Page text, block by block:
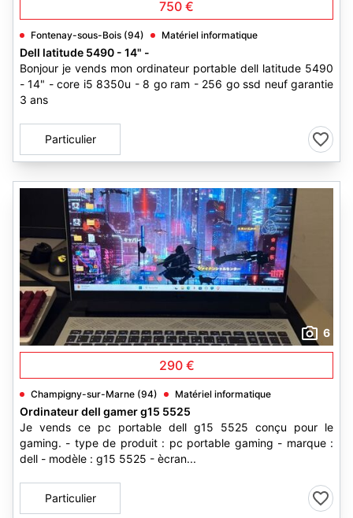
750 €
Fontenay-sous-Bois (94) Matériel informatique
Dell latitude 5490 - 14" -
Bonjour je vends mon ordinateur portable dell latitude 5490
- 14" - core i5 8350u - 8 go ram - 256 go ssd neuf garantie
3 ans
Particulier
6
290 €
Champigny-sur-Marne (94) Matériel informatique
Ordinateur dell gamer g15 5525
Je vends ce pc portable dell g15 5525 conçu pour le
gaming. - type de produit : pc portable gaming - marque :
dell - modèle : g15 5525 - ècran...
Particulier